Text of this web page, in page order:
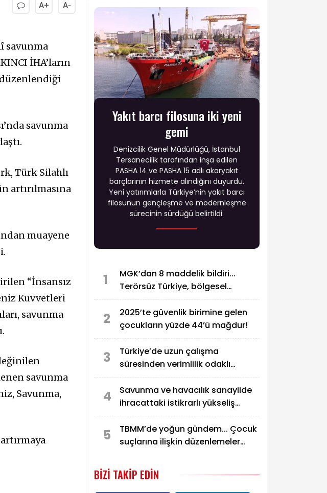
A+ A-
savunma
İHA’ların
düzenlendiği
savunma
Türk Silahlı
artırılmasına
muayene
“İnsansız
Kuvvetleri
savunma
savunma
Savunma,
Yakıt barcı filosuna iki yeni
gemi
Denizcilik Genel Müdürlüğü, İstanbul
Tersanecilik tarafından inşa edilen
PASHA 14 ve PASHA 15 adlı akaryakıt
barçlarının hizmete alındığını duyurdu.
Yeni yatırımlarla Türkiye’nin yakıt barcı
filosunun gençleşme ve modernleşme
sürecinin sürdüğü belirtildi.
1
MGK’dan 8 maddelik bildiri...
Terörsüz Türkiye, bölgesel
2
2025’te güvenlik birimine gelen
çocukların yüzde 44’ü mağdur!
3
Türkiye’de uzun çalışma
süresinden verimlilik odaklı
4
Savunma ve havacılık sanayiide
ihracattaki istikrarlı yükseliş
5
TBMM’de yoğun gündem... Çocuk
suçlarına ilişkin düzenlemeler
BIZI TAKIP EDIN